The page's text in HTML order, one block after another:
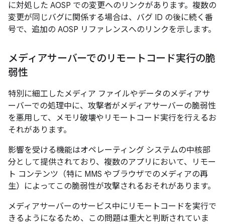
に対処した AOSP での変更へのリンクがあります。複数の
変更が同じバグに関係する場合は、バグ ID の後に続く番
号で、追加の AOSP リファレンスへのリンクを示します。
メディアサーバーでのリモートコード実行の脆
弱性
特別に細工したメディア ファイルやデータのメディアサ
ーバーでの処理中に、攻撃者がメディアサーバーの脆弱性
を悪用して、メモリ破壊やリモートコード実行を行えるお
それがあります。
影響を受ける機能はオペレーティング システムの中核部
分として提供されており、複数のアプリにおいて、リモー
ト コンテンツ（特に MMS やブラウザでのメディアの再
生）によってこの脆弱性が攻撃されるおそれがあります。
メディアサーバーのサービス中にリモートコードを実行で
きるようになるため、この問題は重大と判断されていま